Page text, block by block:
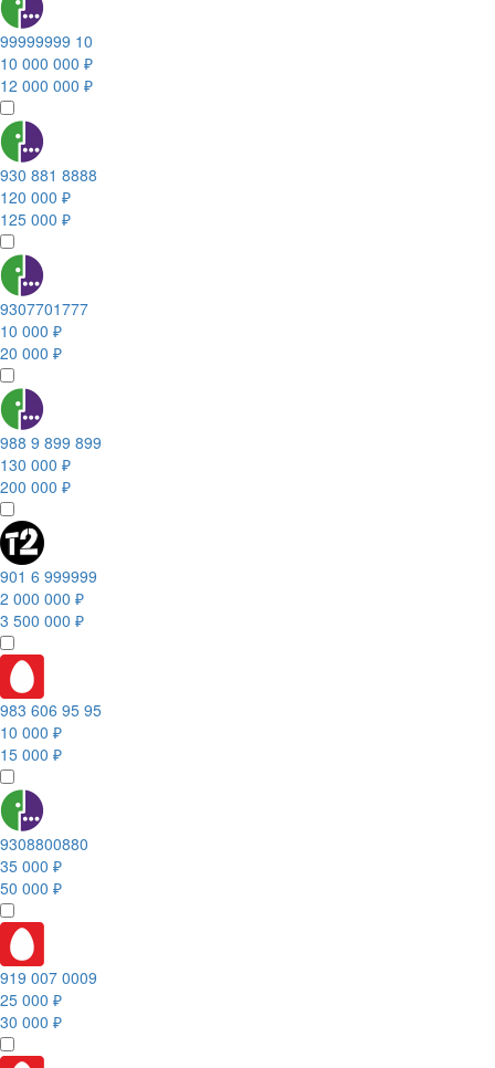
99999999 10
10 000 000 ₽
12 000 000 ₽
930 881 8888
120 000 ₽
125 000 ₽
9307701777
10 000 ₽
20 000 ₽
988 9 899 899
130 000 ₽
200 000 ₽
901 6 999999
2 000 000 ₽
3 500 000 ₽
983 606 95 95
10 000 ₽
15 000 ₽
9308800880
35 000 ₽
50 000 ₽
919 007 0009
25 000 ₽
30 000 ₽